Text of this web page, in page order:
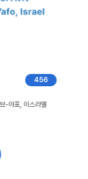
443
푸르트, 독일